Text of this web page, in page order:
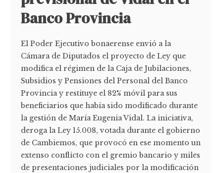
Banco Provincia
El Poder Ejecutivo bonaerense envió a la
Cámara de Diputados el proyecto de Ley que
modifica el régimen de la Caja de Jubilaciones,
Subsidios y Pensiones del Personal del Banco
Provincia y restituye el 82% móvil para sus
beneficiarios que había sido modificado durante
la gestión de María Eugenia Vidal. La iniciativa,
deroga la Ley 15.008, votada durante el gobierno
de Cambiemos, que provocó en ese momento un
extenso conflicto con el gremio bancario y miles
de presentaciones judiciales por la modificación